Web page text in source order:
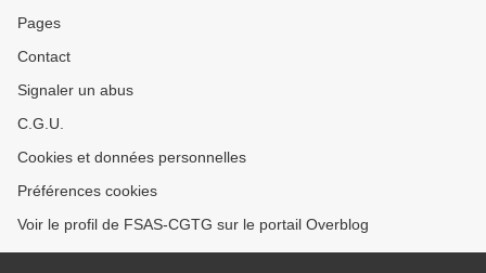
Pages
Contact
Signaler un abus
C.G.U.
Cookies et données personnelles
Préférences cookies
Voir le profil de FSAS-CGTG sur le portail Overblog